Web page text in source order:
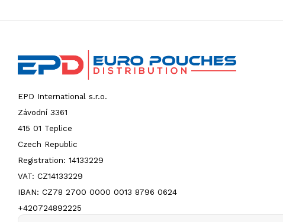
EPD International s.r.o.
Závodní 3361
415 01 Teplice
Czech Republic
Registration: 14133229
VAT: CZ14133229
IBAN: CZ78 2700 0000 0013 8796 0624
+420724892225